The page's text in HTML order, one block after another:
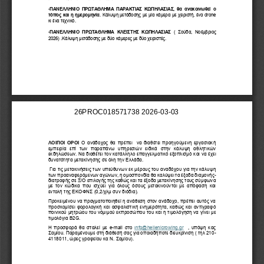
-ΠΑΝΕΛΛΗΝΙΟ ΠΡΩΤΑΘΛΗΜΑ ΠΑΡΑΚΤΙΑΣ ΚΩΠΗΛΑΣΙΑΣ, θα ανακοινωθεί ο
τόπος και η ημερομηνία Κάλυψη μετάδοσης με μία κάμερα με χειριστή, ένα drone
κι ένα τεχνικό.
-ΠΑΝΕΛΛΗΝΙΟ  ΠΡΩΤΑΘΛΗΜΑ  ΚΛΕΙΣΤΗΣ  ΚΩΠΗΛΑΣΙΑΣ (  Σούδα,  Νοέμβριος
2026) .Κάλυψη μετάδοσης με δύο κάμερες με δύο χειριστές.
ΛΟΙΠΟΙ ΟΡΟΙ Ο ανάδοχος θα πρέπει  να διαθέτει προηγούμενη εργασιακή
εμπειρία  επί  των  παραπάνω  υπηρεσιών  ειδικά  στην  κάλυψη  αθλητικών
εκδηλώσεων. Να διαθέτει τον κατάλληλο επαγγελματικό εξοπλισμό και να έχει
δυνατότητα μετακίνησης σε όλη την Ελλάδα
Για τις μετακινήσεις των υπεύθυνων εκ μέρους του αναδόχου για την κάλυψη
των προαναφερόμενων αγώνων, η ομοσπονδία θα καλύψει τα έξοδα διαμονής-
διατροφής σε Ξ/Ο επιλογής της καθώς και τα έξοδα μετακίνησης τους σύμφωνα
με τον κώδικα που ισχύει για όλους όσους μετακινούνται με απόφαση και
εντολή της ΕΚΟΦΝΣ (0,2/χλμ συν διόδια).
Προκειμένου να πραγματοποιηθεί η ανάθεση στον ανάδοχο, πρέπει αυτός να
προσκομίσει φορολογική και ασφαλιστική ενημερότητα, καθώς και αντίγραφό
ποινικού μητρώου του νόμιμού εκπροσώπου του και η τιμολόγηση να γίνει με
τιμολόγια Β2G
Η προσφορά θα σταλεί με e-mail στο ιnfo@hellenicrowing .gr
, υπόψη κας
Σαμίου. Παραμένουμε στη διάθεσή σας για οποιαδήποτε διευκρίνιση ( τηλ 210-
4118011, ώρες γραφείου κα Ν. Σαμίου).